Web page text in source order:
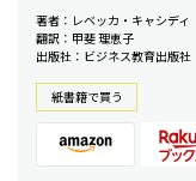
著者：レベッカ・キャシディ
翻訳：甲斐 理恵子
出版社：ビジネス教育出版社
紙書籍で買う